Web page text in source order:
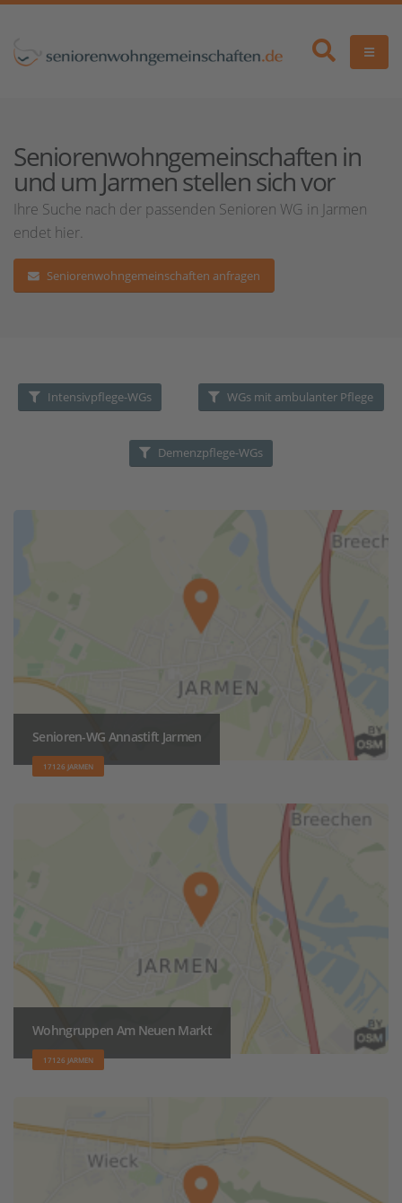
Seniorenwohngemeinschaften in
und um Jarmen stellen sich vor
Ihre Suche nach der passenden Senioren WG in Jarmen
endet hier.
Seniorenwohngemeinschaften anfragen
Intensivpflege-WGs WGs mit ambulanter Pflege
Demenzpflege-WGs
Senioren-WG Annastift Jarmen
17126 JARMEN
Wohngruppen Am Neuen Markt
17126 JARMEN